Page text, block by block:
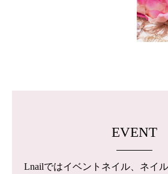
EVENT
Lnailではイベントネイル、ネイ